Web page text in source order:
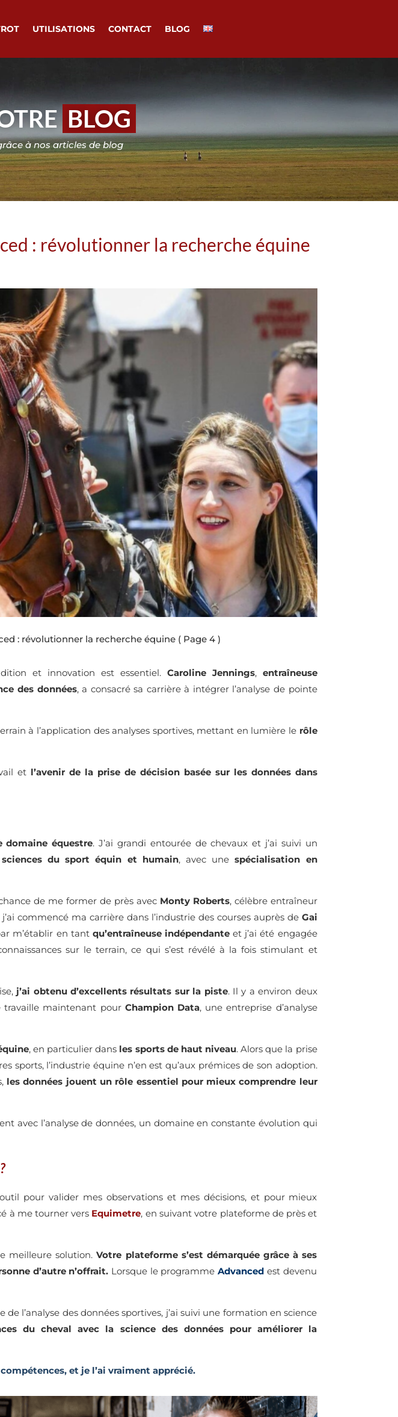
UTILISATIONS CONTACT BLOG
BLOG
à nos articles de blog
: révolutionner la recherche équine
: révolutionner la recherche équine ( Page 4 )
et innovation est essentiel. Caroline Jennings, entraîneuse
des données, a consacré sa carrière à intégrer l’analyse de pointe
à l’application des analyses sportives, mettant en lumière le rôle
et l’avenir de la prise de décision basée sur les données dans
domaine équestre. J’ai grandi entourée de chevaux et j’ai suivi un
sciences du sport équin et humain, avec unespécialisation en
de me former de près avec Monty Roberts, célèbre entraîneur
commencé ma carrière dans l’industrie des courses auprès de Gai
m’établir en tant qu’entraîneuse indépendante et j’ai été engagée
sur le terrain, ce qui s’est révélé à la fois stimulant et
j’ai obtenu d’excellents résultats sur la piste. Il y a environ deux
maintenant pour Champion Data, une entreprise d’analyse
, en particulier dans les sports de haut niveau. Alors que la prise
sports, l’industrie équine n’en est qu’aux prémices de son adoption.
les données jouent un rôle essentiel pour mieux comprendre leur
avec l’analyse de données, un domaine en constante évolution qui
pour valider mes observations et mes décisions, et pour mieux
à me tourner vers Equimetre, en suivant votre plateforme de près et
meilleure solution.Votre plateforme s’est démarquée grâce à ses
d’autre n’offrait. Lorsque le programme Advanced est devenu
l’analyse des données sportives, j’ai suivi une formation en science
du cheval avec la science des données pour améliorer la
et je l’ai vraiment apprécié.